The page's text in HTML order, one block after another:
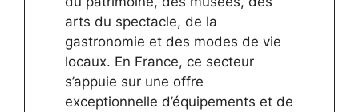
arts du spectacle, de la
gastronomie et des modes de vie
locaux. En France, ce secteur
s’appuie sur une offre
exceptionnelle d’équipements et de